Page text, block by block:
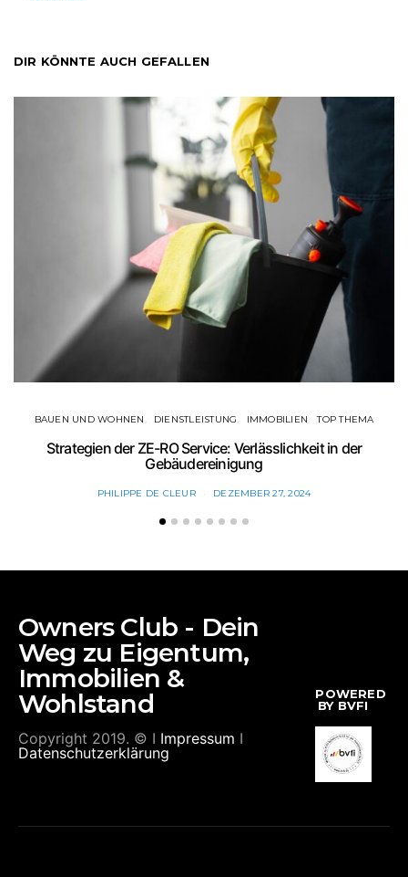
DIR KÖNNTE AUCH GEFALLEN
BAUEN UND WOHNEN DIENSTLEISTUNG IMMOBILIEN TOP THEMA
Strategien der ZE-RO Service: Verlässlichkeit in der
Gebäudereinigung
PHILIPPE DE CLEUR DEZEMBER 27, 2024
Owners Club - Dein
Weg zu Eigentum,
Immobilien &
Wohlstand
Copyright 2019. © I Impressum I
Datenschutzerklärung
POWERED
BY BVFI